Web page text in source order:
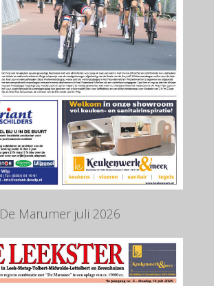
De Marumer juli 2026